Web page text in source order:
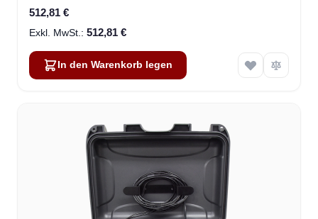
512,81 €
512,81 €
In den Warenkorb legen